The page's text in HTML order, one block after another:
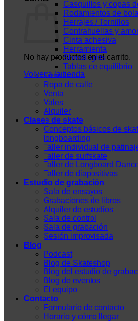
No hay productos en el carrito.
Volver a la tienda
Casquillos y copas
Rodamientos de
Herrajes / Tornillos
Contrahuellas y
Cinta adhesiva
Herramienta
ShredLights
Tablas de equilibrio
Kendama
Ropa de calle
Venta
Vales
Alquiler
Clases de skate
Conceptos básicos de
longboarding
Taller individual de
Taller de surfskate
Taller de Longboard
Taller de diapositivas
Estudio de grabación
Sala de ensayos
Grabaciones de libros
Alquiler de estudios
Sala de control
Sala de grabación
Sesión improvisada
Blog
Podcast
Blog de Skateshop
Blog del estudio de
Blog de eventos
El equipo
Contacto
Formulario de contacto
Horario y cómo llegar